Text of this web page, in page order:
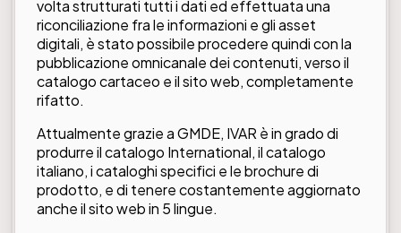
volta strutturati tutti i dati ed effettuata una
riconciliazione fra le informazioni e gli asset
digitali, è stato possibile procedere quindi con la
pubblicazione omnicanale dei contenuti, verso il
catalogo cartaceo e il sito web, completamente
rifatto.
Attualmente grazie a GMDE, IVAR è in grado di
produrre il catalogo International, il catalogo
italiano, i cataloghi specifici e le brochure di
prodotto, e di tenere costantemente aggiornato
anche il sito web in 5 lingue.